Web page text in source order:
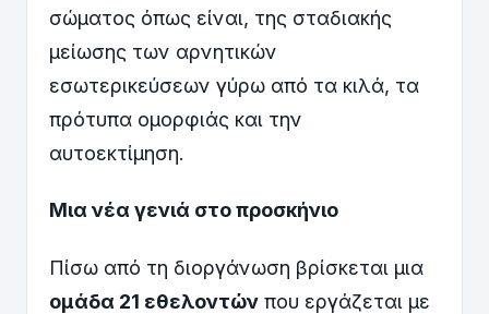
σώματος όπως είναι, της σταδιακής
μείωσης των αρνητικών
εσωτερικεύσεων γύρω από τα κιλά, τα
πρότυπα ομορφιάς και την
αυτοεκτίμηση.
Μια νέα γενιά στο προσκήνιο
Πίσω από τη διοργάνωση βρίσκεται μια
ομάδα 21 εθελοντών που εργάζεται με